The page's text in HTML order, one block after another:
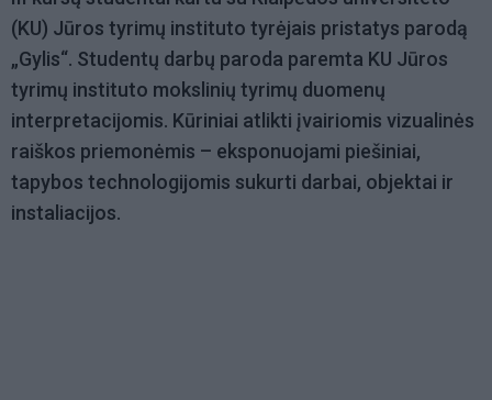
(KU) Jūros tyrimų instituto tyrėjais pristatys parodą
„Gylis“. Studentų darbų paroda paremta KU Jūros
tyrimų instituto mokslinių tyrimų duomenų
interpretacijomis. Kūriniai atlikti įvairiomis vizualinės
raiškos priemonėmis – eksponuojami piešiniai,
tapybos technologijomis sukurti darbai, objektai ir
instaliacijos.